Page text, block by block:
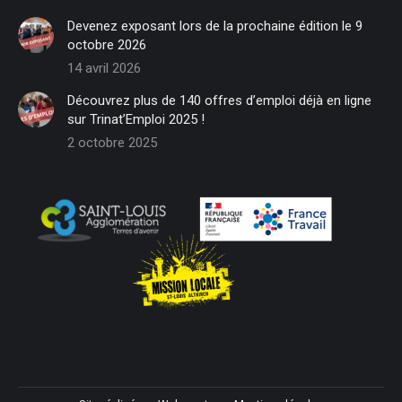
in
new
window
new
window
in
new
window
in
new
window
in
new
window
in
Devenez exposant lors de la prochaine édition le 9
octobre 2026
14 avril 2026
Découvrez plus de 140 offres d’emploi déjà en ligne
sur Trinat’Emploi 2025 !
2 octobre 2025